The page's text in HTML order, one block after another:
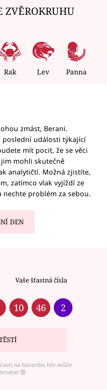
ZVĚROKRUHU
Rak Lev Panna
zmást, Berani.
poslední události týkající
mít pocit, že se věci
mohli skutečně
analytičtí. Možná zjistíte,
zatímco vlak vyjíždí ze
nechte problém za sebou.
DEN
Vaše šťastná čísla
10 46 2
na hazardní hře může
⑱